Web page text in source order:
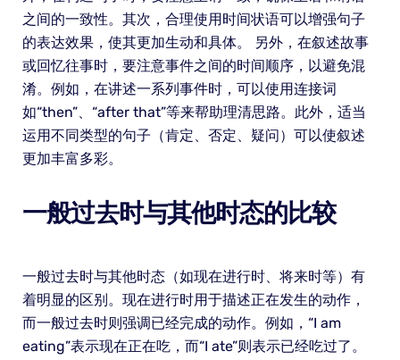
之间的一致性。其次，合理使用时间状语可以增强句子
的表达效果，使其更加生动和具体。 另外，在叙述故事
或回忆往事时，要注意事件之间的时间顺序，以避免混
淆。例如，在讲述一系列事件时，可以使用连接词
如“then”、“after that”等来帮助理清思路。此外，适当
运用不同类型的句子（肯定、否定、疑问）可以使叙述
更加丰富多彩。
一般过去时与其他时态的比较
一般过去时与其他时态（如现在进行时、将来时等）有
着明显的区别。现在进行时用于描述正在发生的动作，
而一般过去时则强调已经完成的动作。例如，“I am
eating”表示现在正在吃，而“I ate”则表示已经吃过了。